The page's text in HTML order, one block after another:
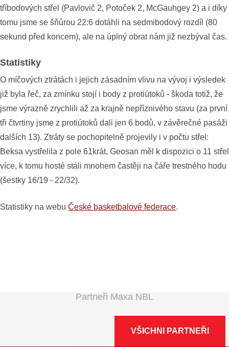
tříbodových střel (Pavlovič 2, Potoček 2, McGauhgey 2) a i díky
tomu jsme se šňůrou 22:6 dotáhli na sedmibodový rozdíl (80
sekund před koncem), ale na úplný obrat nám již nezbýval čas.
Statistiky
O míčových ztrátách i jejich zásadním vlivu na vývoj i výsledek
již byla řeč, za zmínku stojí i body z protiútoků - škoda totiž, že
jsme výrazně zrychlili až za krajně nepříznivého stavu (za první
tři čtvrtiny jsme z protiútoků dali jen 6 bodů, v závěrečné pasáži
dalších 13). Ztráty se pochopitelně projevily i v počtu střel:
Beksa vystřelila z pole 61krát, Geosan měl k dispozici o 11 střel
více, k tomu hosté stáli mnohem častěji na čáře trestného hodu
(šestky 16/19 - 22/32).
Statistiky na webu České basketbalové federace.
Partneři Maxa NBL
VŠICHNI PARTNEŘI